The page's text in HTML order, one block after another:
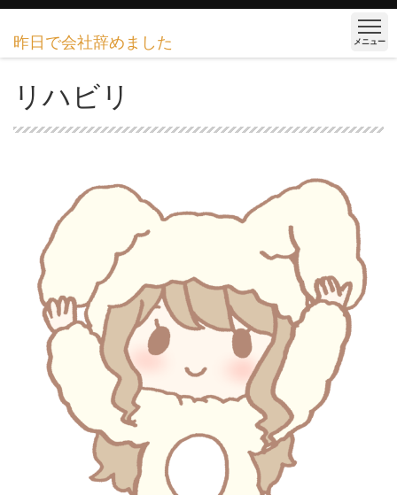
昨日で会社辞めました メニュー
リハビリ